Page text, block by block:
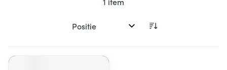
Sorteer op: